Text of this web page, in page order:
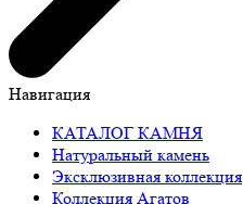
Навигация
КАТАЛОГ КАМНЯ
Натуральный камень
Эксклюзивная коллекция
Коллекция Агатов